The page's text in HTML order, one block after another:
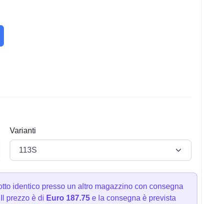
Varianti
identico presso un altro magazzino con consegna
prezzo è di Euro 187.75 e la consegna è prevista